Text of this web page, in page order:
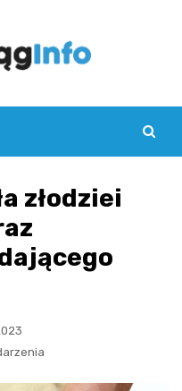
złodziei